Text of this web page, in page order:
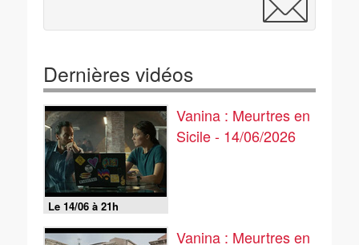
Dernières vidéos
Le 14/06 à 21h
Vanina : Meurtres en
Sicile - 14/06/2026
Vanina : Meurtres en